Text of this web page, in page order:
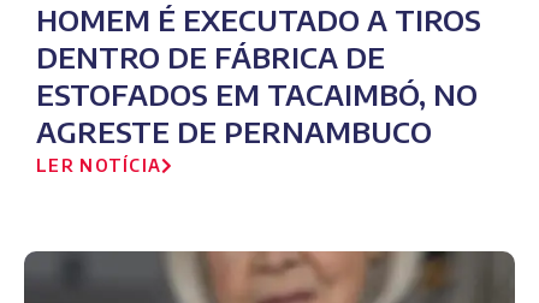
HOMEM É EXECUTADO A TIROS
DENTRO DE FÁBRICA DE
ESTOFADOS EM TACAIMBÓ, NO
AGRESTE DE PERNAMBUCO
LER NOTÍCIA